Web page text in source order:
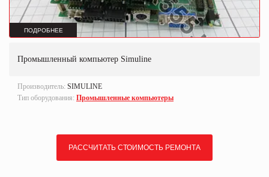
ПОДРОБНЕЕ
Промышленный компьютер Simuline
Производитель: SIMULINE
Тип оборудования: Промышленные компьютеры
РАССЧИТАТЬ СТОИМОСТЬ РЕМОНТА